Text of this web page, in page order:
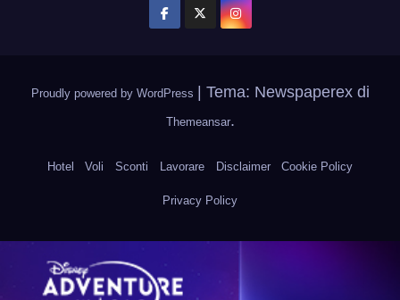
Proudly powered by WordPress Tema: Newspaperex di
Themeansar.
Hotel Voli Sconti Lavorare Disclaimer Cookie Policy
Privacy Policy